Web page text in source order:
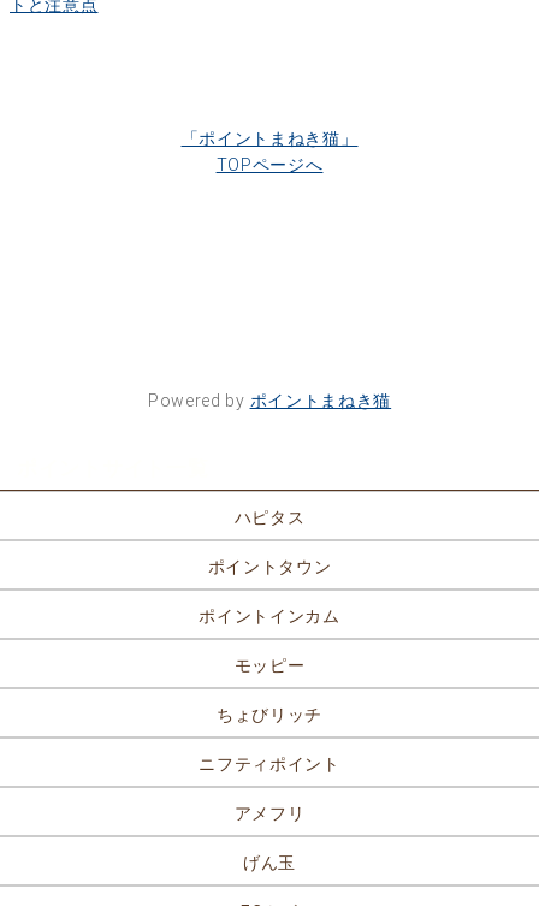
トと注意点
「ポイントまねき猫」
TOPページへ
Powered by ポイントまねき猫
ハピタス
ポイントタウン
ポイントインカム
モッピー
ちょびリッチ
ニフティポイント
アメフリ
げん玉